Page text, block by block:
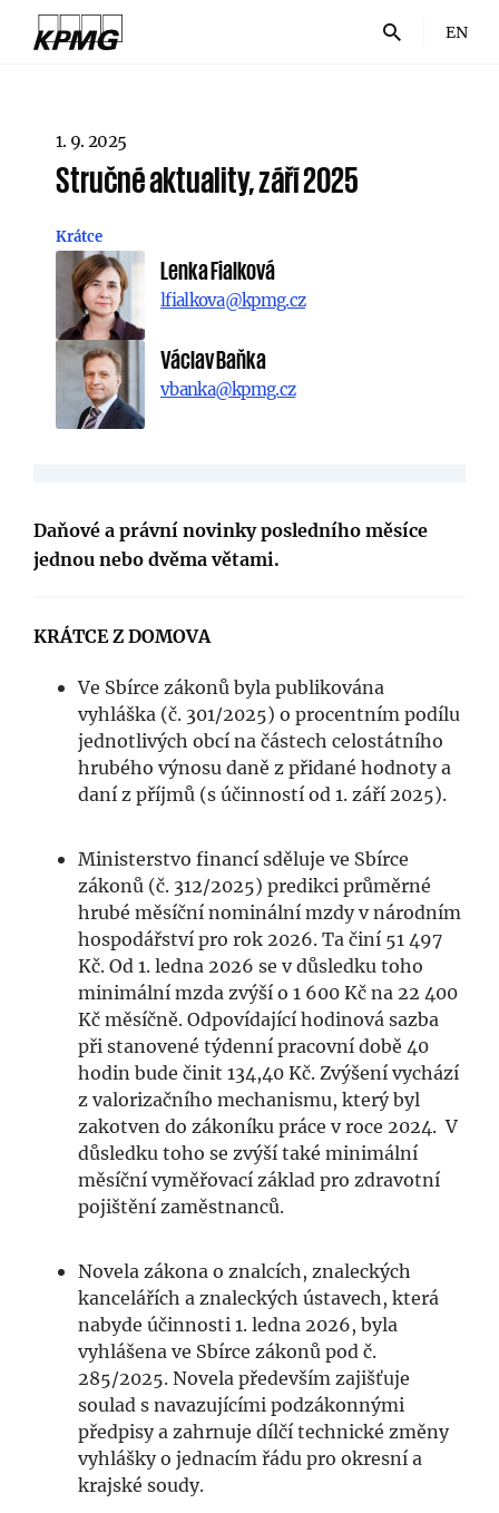
EN
1. 9. 2025
Stručné aktuality, září 2025
Krátce
Lenka Fialková
lfialkova@kpmg.cz
Václav Baňka
vbanka@kpmg.cz
Daňové a právní novinky posledního měsíce
jednou nebo dvěma větami.
KRÁTCE Z DOMOVA
Ve Sbírce zákonů byla publikována
vyhláška (č. 301/2025) o procentním podílu
jednotlivých obcí na částech celostátního
hrubého výnosu daně z přidané hodnoty a
daní z příjmů (s účinností od 1. září 2025).
Ministerstvo financí sděluje ve Sbírce
zákonů (č. 312/2025) predikci průměrné
hrubé měsíční nominální mzdy v národním
hospodářství pro rok 2026. Ta činí 51 497
Kč. Od 1. ledna 2026 se v důsledku toho
minimální mzda zvýší o 1 600 Kč na 22 400
Kč měsíčně. Odpovídající hodinová sazba
při stanovené týdenní pracovní době 40
hodin bude činit 134,40 Kč. Zvýšení vychází
z valorizačního mechanismu, který byl
zakotven do zákoníku práce v roce 2024. V
důsledku toho se zvýší také minimální
měsíční vyměřovací základ pro zdravotní
pojištění zaměstnanců.
Novela zákona o znalcích, znaleckých
kancelářích a znaleckých ústavech, která
nabyde účinnosti 1. ledna 2026, byla
vyhlášena ve Sbírce zákonů pod č.
285/2025. Novela především zajišťuje
soulad s navazujícími podzákonnými
předpisy a zahrnuje dílčí technické změny
vyhlášky o jednacím řádu pro okresní a
krajské soudy.